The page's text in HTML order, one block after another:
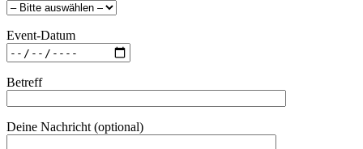
Event-Datum
Betreff
Deine Nachricht (optional)